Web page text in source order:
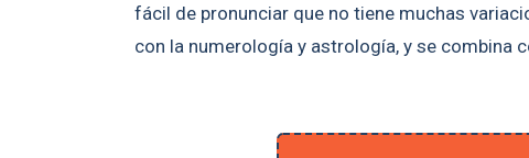
fácil de pronunciar que no tiene muchas
con la numerología y astrología, y se combina